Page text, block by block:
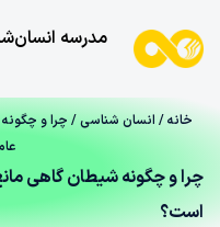
مدرسه
خانه/ انسان شناسی/ چرا و
چرا و چگونه شیطان گاهی
است؟